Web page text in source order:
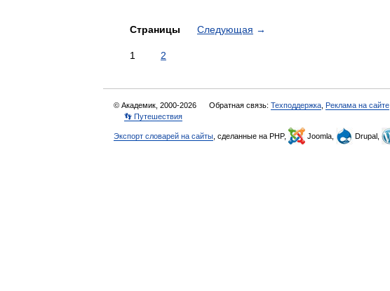
Страницы Следующая →
1 2
© Академик, 2000-2026 Обратная связь: Техподдержка Реклама на сайте
👣 Путешествия
Экспорт словарей на сайты , сделанные на PHP, Joomla, Drupal,